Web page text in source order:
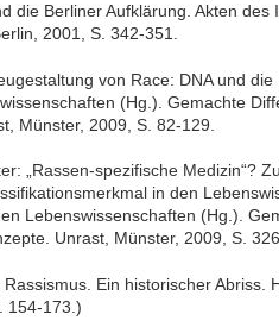
die Berliner Aufklärung. Akten des
2001, S. 342-351.
von Race: DNA und
(Hg.). Gemachte
Münster, 2009, S. 82-129.
„Rassen-spezifische Medizin“?
in den
Lebenswissenschaften (Hg.).
Unrast, Münster, 2009, S.
Ein historischer Abriss.
154-173.)